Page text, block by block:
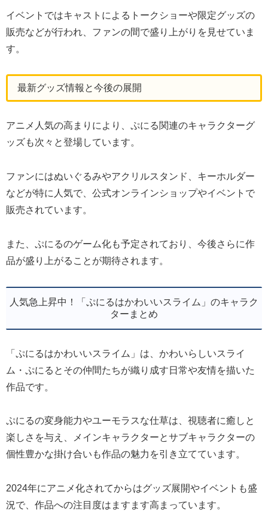
イベントではキャストによるトークショーや限定グッズの
販売などが行われ、ファンの間で盛り上がりを見せていま
す。
最新グッズ情報と今後の展開
アニメ人気の高まりにより、ぷにる関連のキャラクターグ
ッズも次々と登場しています。
ファンにはぬいぐるみやアクリルスタンド、キーホルダー
などが特に人気で、公式オンラインショップやイベントで
販売されています。
また、ぷにるのゲーム化も予定されており、今後さらに作
品が盛り上がることが期待されます。
人気急上昇中！「ぷにるはかわいいスライム」のキャラク
ターまとめ
「ぷにるはかわいいスライム」は、かわいらしいスライ
ム・ぷにるとその仲間たちが織り成す日常や友情を描いた
作品です。
ぷにるの変身能力やユーモラスな仕草は、視聴者に癒しと
楽しさを与え、メインキャラクターとサブキャラクターの
個性豊かな掛け合いも作品の魅力を引き立てています。
2024年にアニメ化されてからはグッズ展開やイベントも盛
況で、作品への注目度はますます高まっています。